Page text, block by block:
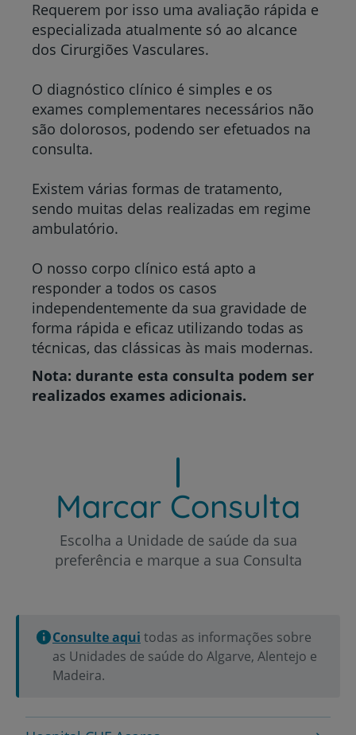
Requerem por isso uma avaliação rápida e
especializada atualmente só ao alcance
dos Cirurgiões Vasculares.
O diagnóstico clínico é simples e os
exames complementares necessários não
são dolorosos, podendo ser efetuados na
consulta.
Existem várias formas de tratamento,
sendo muitas delas realizadas em regime
ambulatório.
O nosso corpo clínico está apto a
responder a todos os casos
independentemente da sua gravidade de
forma rápida e eficaz utilizando todas as
técnicas, das clássicas às mais modernas.
Nota: durante esta consulta podem ser
realizados exames adicionais.
Marcar Consulta
Escolha a Unidade de saúde da sua
preferência e marque a sua Consulta
Consulte aqui todas as informações sobre
as Unidades de saúde do Algarve, Alentejo e
Madeira.